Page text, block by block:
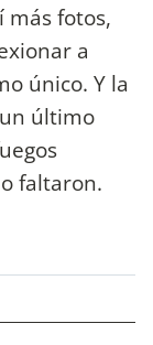
fotos,
a
único. Y la
último
faltaron.